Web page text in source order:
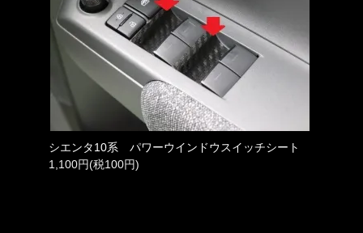
シエンタ10系 パワーウインドウスイッチシート
1,100円(税100円)